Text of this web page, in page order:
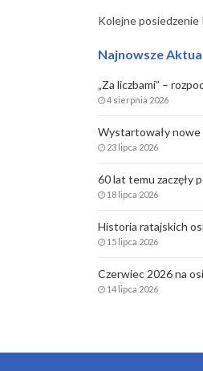
Kolejne posiedzenie
Najnowsze
„Za liczbami” –
4 sierpnia 2026
Wystartowały
23 lipca 2026
60 lat temu zaczęły
18 lipca 2026
Historia ratajskich
15 lipca 2026
Czerwiec 2026 na
14 lipca 2026